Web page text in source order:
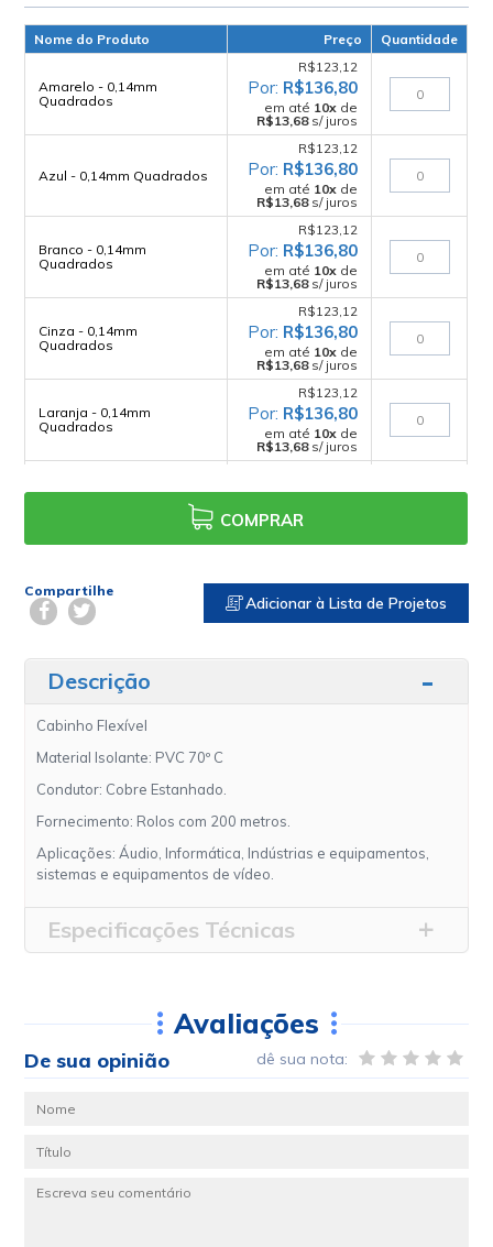
Nome do Produto Preço Quantidade
Amarelo - 0,14mm
Quadrados
R$123,12
R$136,80
em até 10x de
R$13,68s/ juros
Azul - 0,14mm Quadrados
R$123,12
R$136,80
em até 10x de
R$13,68s/ juros
Branco - 0,14mm
Quadrados
R$123,12
R$136,80
em até 10x de
R$13,68s/ juros
Cinza - 0,14mm
Quadrados
R$123,12
R$136,80
em até 10x de
R$13,68s/ juros
Laranja - 0,14mm
Quadrados
R$123,12
R$136,80
em até 10x de
R$13,68s/ juros
Marrom - 0,14mm
R$136,80
em até
R$13,68
Quadrados
em até 10xde
R$13,68s/ juros
Cabo Flexível Roxo -
0,14mm Quadrados
R$136,80
0,14mm Quadrados
Cabo Flexível Vermelho -
R$136,80
R$13,68s/ juros
COMPRAR
Compartilhe
Adicionar à Lista de Projetos
Descrição
Cabinho Flexível
Material Isolante: PVC 70º C
Condutor: Cobre Estanhado.
Fornecimento: Rolos com 200 metros.
Aplicações: Áudio, Informática, Indústrias e equipamentos,
sistemas e equipamentos de vídeo.
Especificações Técnicas
Avaliações
De sua opinião dê sua nota: